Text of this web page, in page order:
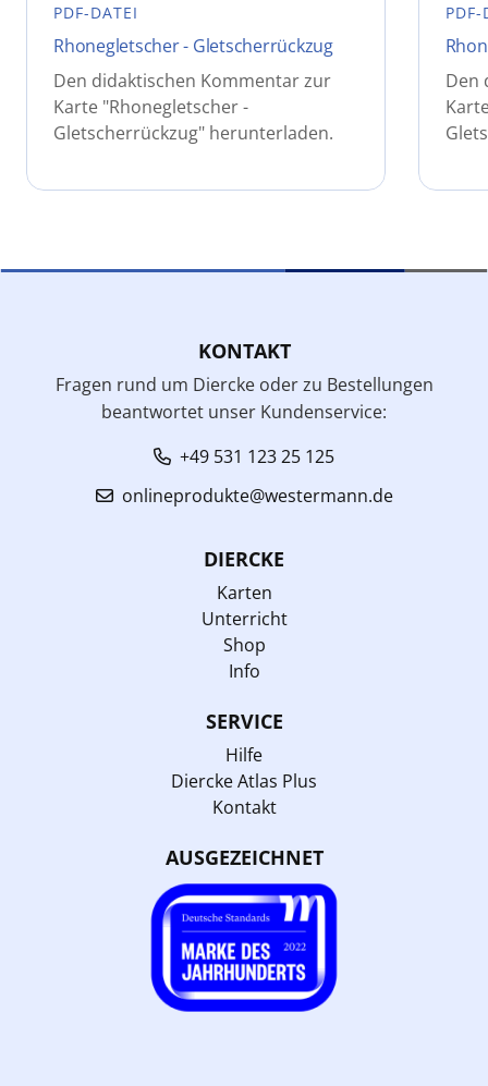
PDF-DATEI
Rhonegletscher - Gletscherrückzug
Den didaktischen Kommentar zur
Karte "Rhonegletscher -
Gletscherrückzug" herunterladen.
PDF-
Den
KONTAKT
Fragen rund um Diercke oder zu Bestellungen
beantwortet unser Kundenservice:
+49 531 123 25 125
onlineprodukte@westermann.de
DIERCKE
Karten
Unterricht
Shop
Info
SERVICE
Hilfe
Diercke Atlas Plus
Kontakt
AUSGEZEICHNET